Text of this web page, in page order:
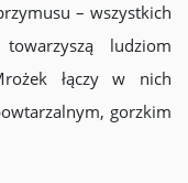
– wszystkich
ludziom
łączy w nich
gorzkim